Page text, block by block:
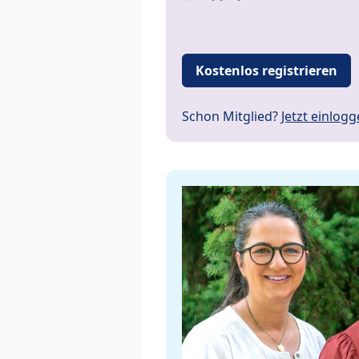
Kostenlos registrieren
Schon Mitglied? Jetzt